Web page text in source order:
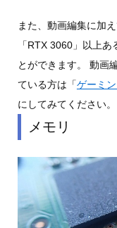
また、動画編集に加
「RTX 3060」以上
とができます。 動画
ている方は「ゲーミ
にしてみてください。
メモリ